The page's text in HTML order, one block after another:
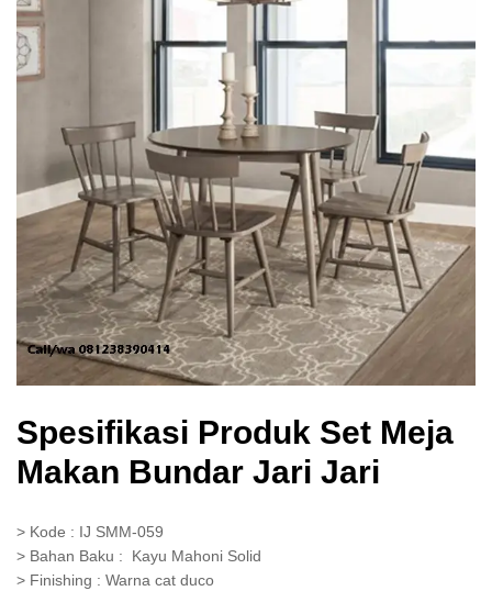
Spesifikasi Produk Set Meja
Makan Bundar Jari Jari
> Kode : IJ SMM-059
> Bahan Baku : Kayu Mahoni Solid
> Finishing : Warna cat duco